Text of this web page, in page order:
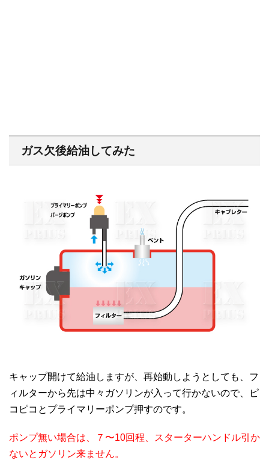
ガス欠後給油してみた
キャップ開けて給油しますが、再始動しようとしても、フ
ィルターから先は中々ガソリンが入って行かないので、ピ
コピコとプライマリーポンプ押すのです。
ポンプ無い場合は、７〜10回程、スターターハンドル引か
ないとガソリン来ません。